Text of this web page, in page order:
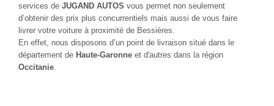
services de JUGAND AUTOS vous permet non seulement
d’obtenir des prix plus concurrentiels mais aussi de vous faire
livrer votre voiture à proximité de Bessières.
En effet, nous disposons d’un point de livraison situé dans le
département de Haute-Garonne et d'autres dans la région
Occitanie